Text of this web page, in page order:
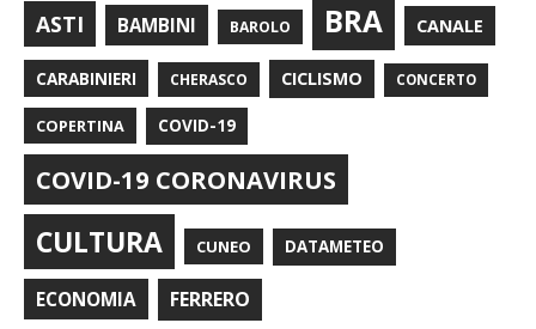
ASTI BAMBINI BAROLO BRA CANALE
CARABINIERI CHERASCO CICLISMO CONCERTO
COPERTINA COVID-19
COVID-19 CORONAVIRUS
CULTURA CUNEO DATAMETEO
ECONOMIA FERRERO